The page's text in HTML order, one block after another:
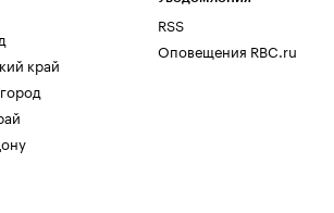
край
RSS
Оповещения RBC.ru